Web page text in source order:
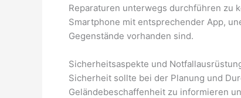
Reparaturen unterwegs durchführen zu
Smartphone mit entsprechender App,
Gegenstände vorhanden sind.
Sicherheitsaspekte und
Sicherheit sollte bei der Planung und
Geländebeschaffenheit zu informieren